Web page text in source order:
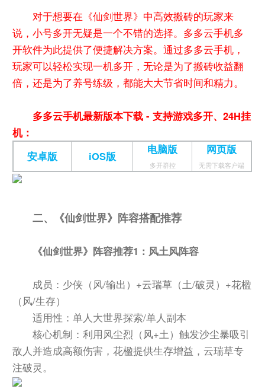
对于想要在《仙剑世界》中高效搬砖的玩家来
说，小号多开无疑是一个不错的选择。多多云手机多
开软件为此提供了便捷解决方案。通过多多云手机，
玩家可以轻松实现一机多开，无论是为了搬砖收益翻
倍，还是为了养号练级，都能大大节省时间和精力。
多多云手机最新版本下载 - 支持游戏多开、24H挂
机：
安卓版
iOS版 电脑版
多开群控
网页版
无需下载客户端
二、《仙剑世界》阵容搭配推荐
《仙剑世界》阵容推荐1：风土风阵容
成员：少侠（风/输出）+云瑞草（土/破灵）+花楹
（风/生存）
适用性：单人大世界探索/单人副本
核心机制：利用风尘烈（风+土）触发沙尘暴吸引
敌人并造成高额伤害，花楹提供生存增益，云瑞草专
注破灵。